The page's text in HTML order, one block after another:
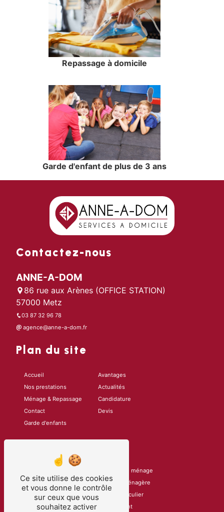
Repassage à domicile
Garde d'enfant de plus de 3 ans
Contactez-nous
ANNE-A-DOM
86 rue aux Arènes (OFFICE STATION)
57000 Metz
03 87 32 96 78
agence@anne-a-dom.fr
Plan du site
Accueil
Nos prestations
Ménage & Repassage
Contact
Garde d'enfants
Avantages
Actualités
Candidature
Devis
Femme de ménage
Agence de ménage
Ménage à domicile
Entreprise de ménage
Assistante ménagère
Ménage particulier
Garde d'enfant
Ce site utilise des cookies
et vous donne le contrôle
sur ceux que vous
souhaitez activer